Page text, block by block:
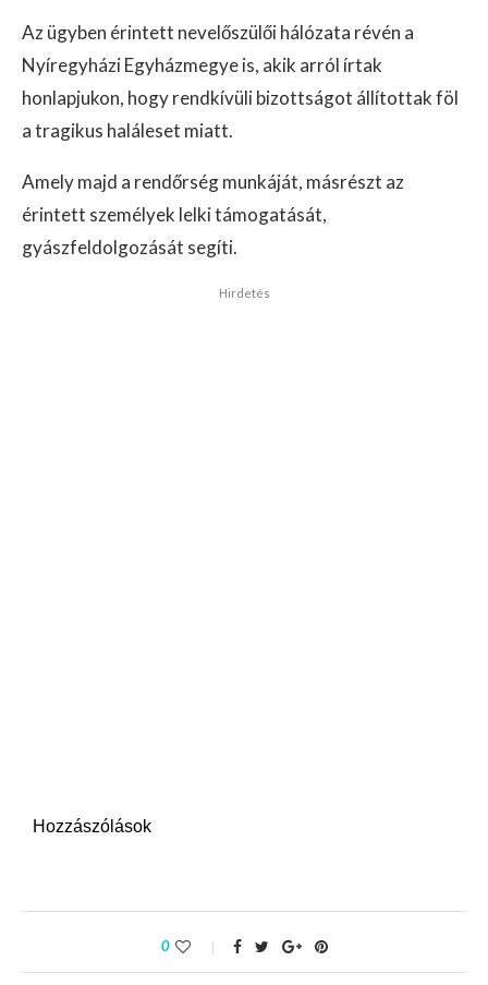
Az ügyben érintett nevelőszülői hálózata révén a
Nyíregyházi Egyházmegye is, akik arról írtak
honlapjukon, hogy rendkívüli bizottságot állítottak föl
a tragikus haláleset miatt.
Amely majd a rendőrség munkáját, másrészt az
érintett személyek lelki támogatását,
gyászfeldolgozását segíti.
Hirdetés
Hozzászólások
0